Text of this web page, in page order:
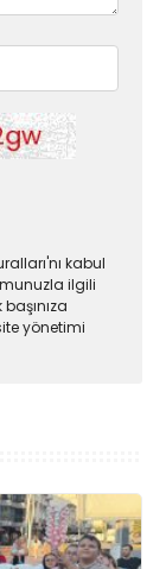
kabul
ilgili
yönetimi